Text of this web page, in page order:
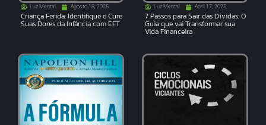
Luz Mental Agosto 18, 2025
Criança Ferida: Identifique e Cure
Suas Dores da Infância com EFT
Luz Mental Abril 17, 2025
7 Passos para Sair das Dívidas: O
Guia que vai Transformar sua
Vida Financeira